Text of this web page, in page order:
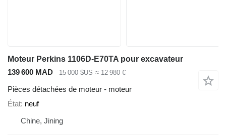
Moteur Perkins 1106D-E70TA pour excavateur
139 600 MAD
15 000 $US ≈ 12 980 €
Pièces détachées de moteur - moteur
État neuf
Chine, Jining